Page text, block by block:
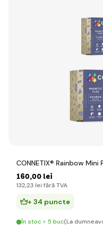
CONNETIX® Rainbow
160,00 lei
132,23 lei fără TVA
+ 34 puncte
În stoc > 5 buc(La